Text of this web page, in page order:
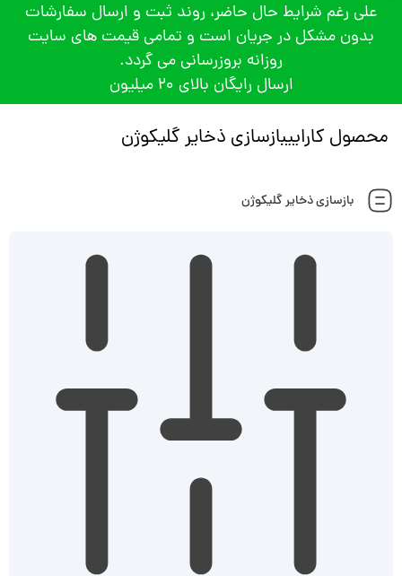
علی رغم شرایط حال حاضر، روند ثبت و ارسال سفارشات
بدون مشکل در جریان است و تمامی قیمت های سایت
روزانه بروزرسانی می گردد.
ارسال رایگان بالای 20 میلیون
محصول کاراییبازسازی ذخایر گلیکوژن
بازسازی ذخایر گلیکوژن